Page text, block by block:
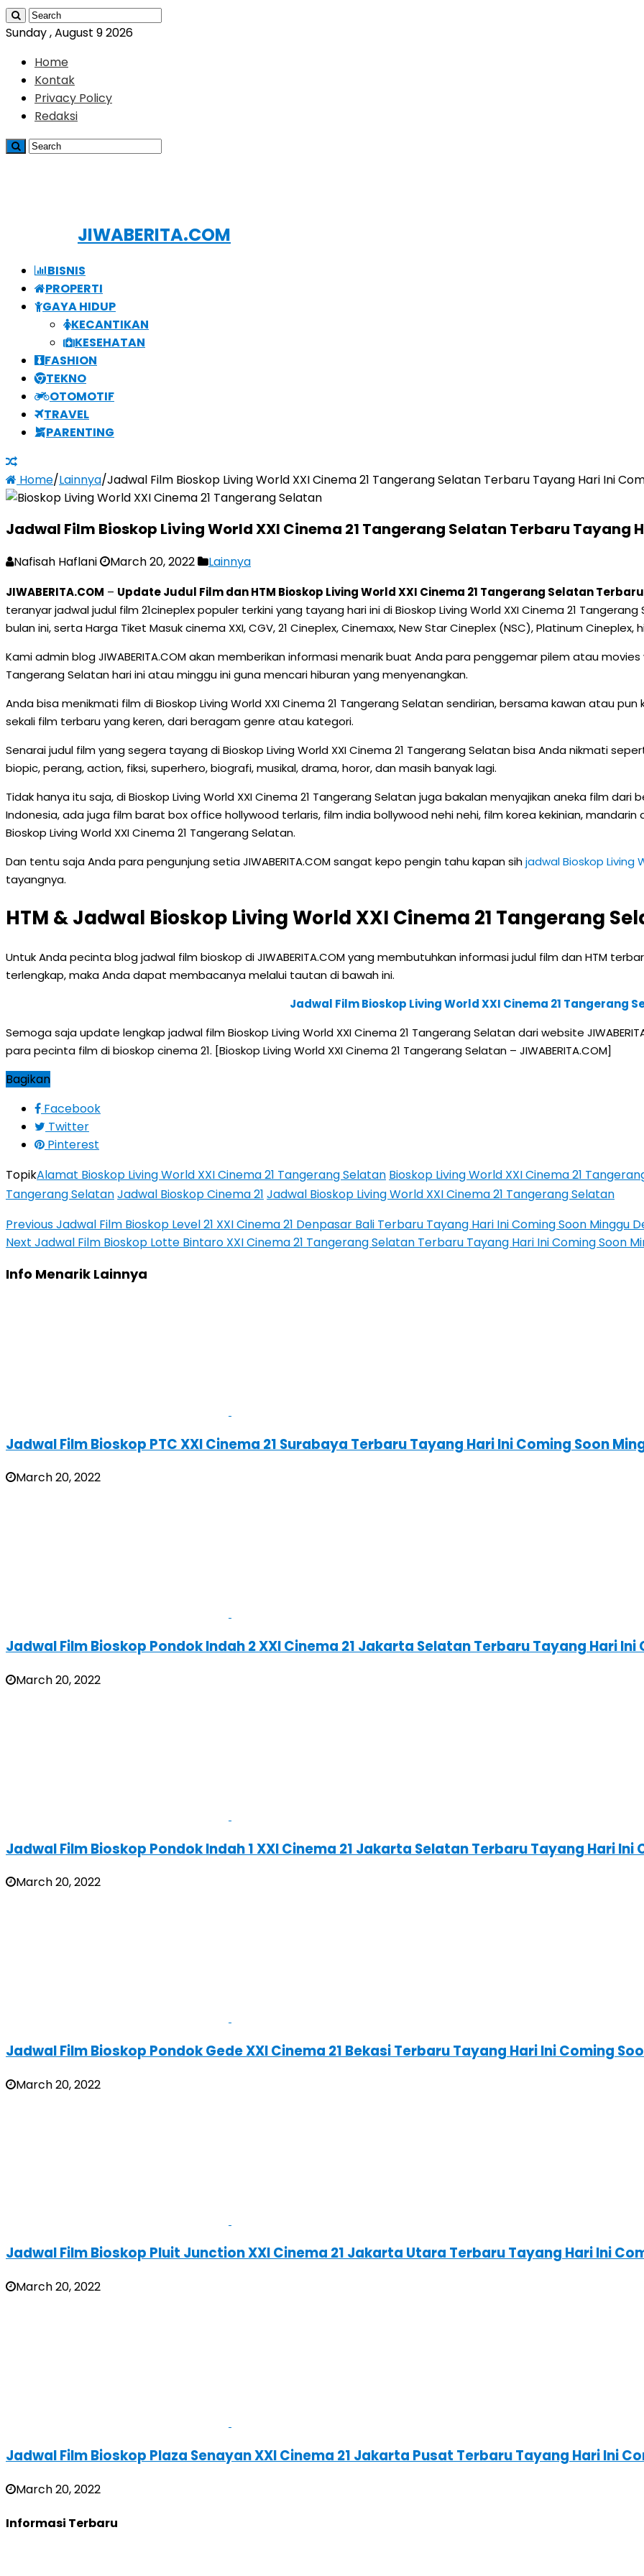
Sunday , August 9 2026
Home
Kontak
Privacy Policy
Redaksi
JIWABERITA.COM
BISNIS
PROPERTI
GAYA HIDUP
KECANTIKAN
KESEHATAN
FASHION
TEKNO
OTOMOTIF
TRAVEL
PARENTING
Home/Lainnya/Jadwal Film Bioskop Living World XXI Cinema 21 Tangerang Selatan Terbaru Tayang Hari Ini
Jadwal Film Bioskop Living World XXI Cinema 21 Tangerang Selatan Terbaru Tayang
Nafisah Haflani March 20, 2022 Lainnya
JIWABERITA.COM – Update Judul Film dan HTM Bioskop Living World XXI Cinema 21 Tangerang Selatan
teranyar jadwal judul film 21cineplex populer terkini yang tayang hari ini di Bioskop Living World XXI Cinema 21
bulan ini, serta Harga Tiket Masuk cinema XXI, CGV, 21 Cineplex, Cinemaxx, New Star Cineplex (NSC), Platinum Cineplex,
Kami admin blog JIWABERITA.COM akan memberikan informasi menarik buat Anda para penggemar pilem atau movies
Tangerang Selatan hari ini atau minggu ini guna mencari hiburan yang menyenangkan.
Anda bisa menikmati film di Bioskop Living World XXI Cinema 21 Tangerang Selatan sendirian, bersama kawan atau
sekali film terbaru yang keren, dari beragam genre atau kategori.
Senarai judul film yang segera tayang di Bioskop Living World XXI Cinema 21 Tangerang Selatan bisa Anda nikmati
biopic, perang, action, fiksi, superhero, biografi, musikal, drama, horor, dan masih banyak lagi.
Tidak hanya itu saja, di Bioskop Living World XXI Cinema 21 Tangerang Selatan juga bakalan menyajikan aneka film
Indonesia, ada juga film barat box office hollywood terlaris, film india bollywood nehi nehi, film korea kekinian,
Bioskop Living World XXI Cinema 21 Tangerang Selatan.
Dan tentu saja Anda para pengunjung setia JIWABERITA.COM sangat kepo pengin tahu kapan sihjadwal Bioskop Living
tayangnya.
HTM & Jadwal Bioskop Living World XXI Cinema 21 Tangerang
Untuk Anda pecinta blog jadwal film bioskop di JIWABERITA.COM yang membutuhkan informasi judul film dan HTM
terlengkap, maka Anda dapat membacanya melalui tautan di bawah ini.
Jadwal Film Bioskop Living World XXI Cinema 21 Tangerang
Semoga saja update lengkap jadwal film Bioskop Living World XXI Cinema 21 Tangerang Selatan dari website
para pecinta film di bioskop cinema 21. [Bioskop Living World XXI Cinema 21 Tangerang Selatan – JIWABERITA.COM]
Bagikan
Facebook
Twitter
Pinterest
TopikAlamat Bioskop Living World XXI Cinema 21 Tangerang Selatan Bioskop Living World XXI Cinema 21
Tangerang SelatanJadwal Bioskop Cinema 21 Jadwal Bioskop Living World XXI Cinema 21 Tangerang Selatan
PreviousJadwal Film Bioskop Level 21 XXI Cinema 21 Denpasar Bali Terbaru Tayang Hari Ini Coming Soon Minggu
Next Jadwal Film Bioskop Lotte Bintaro XXI Cinema 21 Tangerang Selatan Terbaru Tayang Hari Ini Coming Soon
Info Menarik Lainnya
Jadwal Film Bioskop PTC XXI Cinema 21 Surabaya Terbaru Tayang Hari Ini Coming Soon
March 20, 2022
Jadwal Film Bioskop Pondok Indah 2 XXI Cinema 21 Jakarta Selatan Terbaru Tayang Hari
March 20, 2022
Jadwal Film Bioskop Pondok Indah 1 XXI Cinema 21 Jakarta Selatan Terbaru Tayang Hari Ini
March 20, 2022
Jadwal Film Bioskop Pondok Gede XXI Cinema 21 Bekasi Terbaru Tayang Hari Ini Coming
March 20, 2022
Jadwal Film Bioskop Pluit Junction XXI Cinema 21 Jakarta Utara Terbaru Tayang Hari Ini
March 20, 2022
Jadwal Film Bioskop Plaza Senayan XXI Cinema 21 Jakarta Pusat Terbaru Tayang Hari Ini
March 20, 2022
Informasi Terbaru